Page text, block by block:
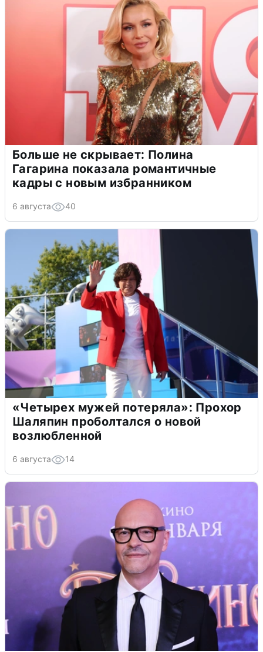
Больше не скрывает: Полина
Гагарина показала романтичные
кадры с новым избранником
6 августа 40
«Четырех мужей потеряла»: Прохор
Шаляпин проболтался о новой
возлюбленной
6 августа 14